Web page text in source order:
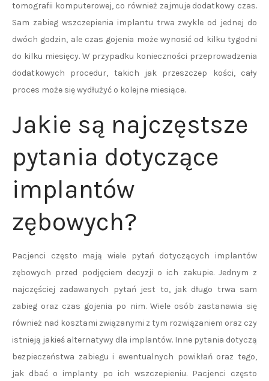
tomografii komputerowej, co również zajmuje dodatkowy czas.
Sam zabieg wszczepienia implantu trwa zwykle od jednej do
dwóch godzin, ale czas gojenia może wynosić od kilku tygodni
do kilku miesięcy. W przypadku konieczności przeprowadzenia
dodatkowych procedur, takich jak przeszczep kości, cały
proces może się wydłużyć o kolejne miesiące.
Jakie są najczęstsze
pytania dotyczące
implantów
zębowych?
Pacjenci często mają wiele pytań dotyczących implantów
zębowych przed podjęciem decyzji o ich zakupie. Jednym z
najczęściej zadawanych pytań jest to, jak długo trwa sam
zabieg oraz czas gojenia po nim. Wiele osób zastanawia się
również nad kosztami związanymi z tym rozwiązaniem oraz czy
istnieją jakieś alternatywy dla implantów. Inne pytania dotyczą
bezpieczeństwa zabiegu i ewentualnych powikłań oraz tego,
jak dbać o implanty po ich wszczepieniu. Pacjenci często